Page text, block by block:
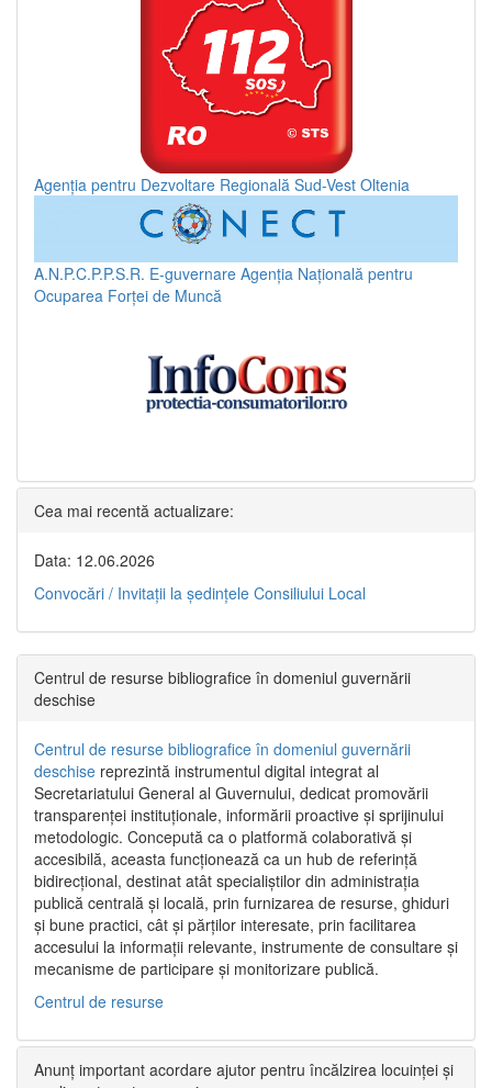
Agenția pentru Dezvoltare Regională Sud-Vest Oltenia
A.N.P.C.P.P.S.R. E-guvernare Agenția Națională pentru
Ocuparea Forței de Muncă
Cea mai recentă actualizare:
Data: 12.06.2026
Convocări / Invitaţii la şedinţele Consiliului Local
Centrul de resurse bibliografice în domeniul guvernării
deschise
Centrul de resurse bibliografice în domeniul guvernării
deschise reprezintă instrumentul digital integrat al
Secretariatului General al Guvernului, dedicat promovării
transparenței instituționale, informării proactive și sprijinului
metodologic. Concepută ca o platformă colaborativă și
accesibilă, aceasta funcționează ca un hub de referință
bidirecțional, destinat atât specialiștilor din administrația
publică centrală și locală, prin furnizarea de resurse, ghiduri
și bune practici, cât și părților interesate, prin facilitarea
accesului la informații relevante, instrumente de consultare și
mecanisme de participare și monitorizare publică.
Centrul de resurse
Anunț important acordare ajutor pentru încălzirea locuinței și